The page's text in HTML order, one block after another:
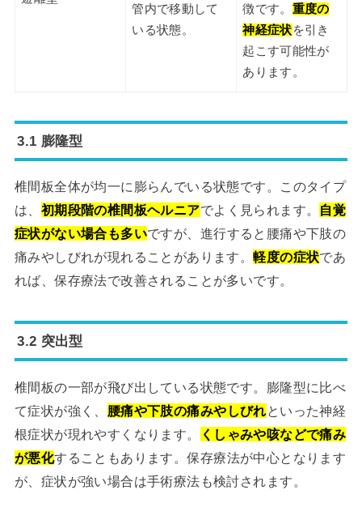
管内で移動して
いる状態。
徴です。 重度の
神経症状を引き
起こす可能性が
あります。
3.1 膨隆型
椎間板全体が均一に膨らんでいる状態です。このタイプ
は、 初期段階の椎間板ヘルニアでよく見られます。 自覚
症状がない場合も多いですが、進行すると腰痛や下肢の
痛みやしびれが現れることがあります。軽度の症状であ
れば、保存療法で改善されることが多いです。
3.2 突出型
椎間板の一部が飛び出している状態です。膨隆型に比べ
て症状が強く、 腰痛や下肢の痛みやしびれといった神経
根症状が現れやすくなります。
くしゃみや咳などで痛み
が悪化することもあります。保存療法が中心となります
が、症状が強い場合は手術療法も検討されます。